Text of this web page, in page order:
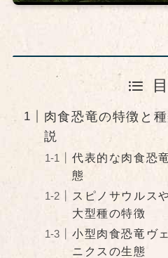
肉食恐竜の特徴と
説
代表的な肉食恐
態
スピノサウルス
大型種の特徴
小型肉食恐竜ヴ
ニクスの生態